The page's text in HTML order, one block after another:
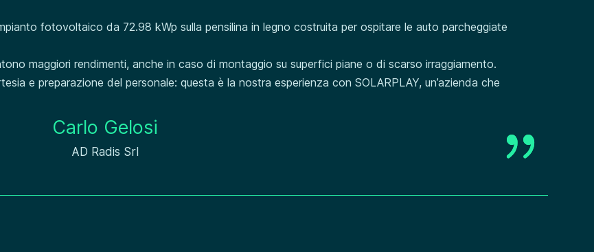
fotovoltaico da 72.98 kWp sulla pensilina in legno costruita per ospitare le auto parcheggiate
maggiori rendimenti, anche in caso di montaggio su superfici piane o di scarso irraggiamento.
e preparazione del personale: questa è la nostra esperienza con SOLARPLAY, un’azienda che
{
Carlo Gelosi
AD Radis Srl